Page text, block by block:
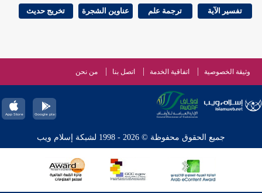
تفسير الآية ترجمة علم عناوين الشجرة تخريج حديث
وثيقة الخصوصية اتفاقية الخدمة اتصل بنا من نحن
جميع الحقوق محفوظة © 2026 - 1998 لشبكة إسلام ويب